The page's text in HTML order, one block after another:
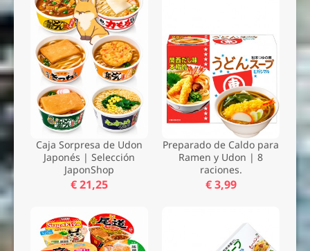
Caja Sorpresa de Udon
Japonés | Selección
JaponShop
€ 21,25
Preparado de Caldo para
Ramen y Udon | 8
raciones.
€ 3,99